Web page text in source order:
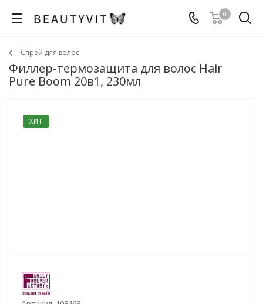
0
Спрей для волос
Филлер-термозащита для волос Hair
Pure Boom 20в1, 230мл
ХИТ